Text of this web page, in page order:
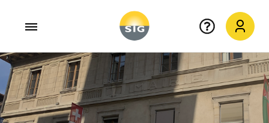
Aller au contenu principal